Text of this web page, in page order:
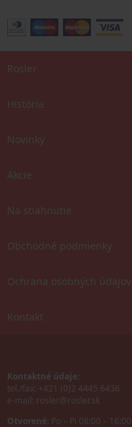
Rosler
História
Novinky
Akcie
Na stiahnutie
Obchodné podmienky
Ochrana osobných údajov
Kontakt
Kontaktné údaje:
tel./fax: +421 (0)2 4445 6436
e-mail: rosler@rosler.sk
Otvorené: Po – Pi 08:00 – 16:00